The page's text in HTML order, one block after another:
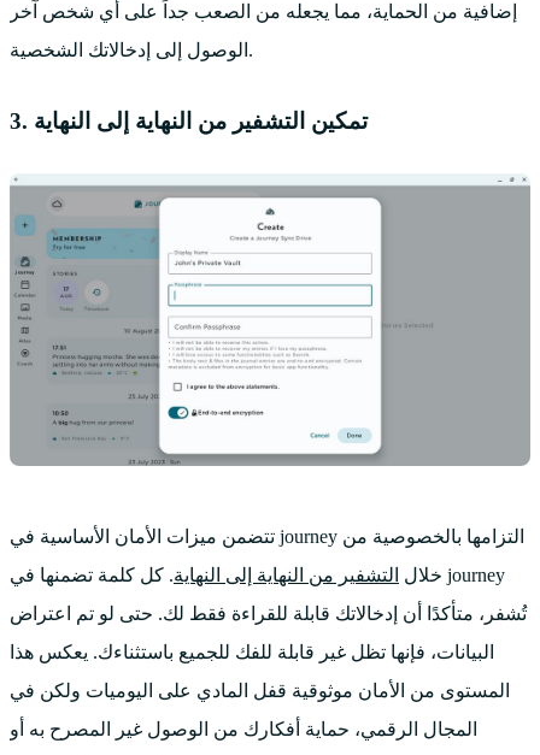
إضافية من الحماية، مما يجعله من الصعب جداً على أي شخص آخر
الوصول إلى إدخالاتك الشخصية.
3. تمكين التشفير من النهاية إلى النهاية
تتضمن ميزات الأمان الأساسية في journey التزامها بالخصوصية من
خلال التشفير من النهاية إلى النهاية. كل كلمة تضمنها في journey
تُشفر، متأكدًا أن إدخالاتك قابلة للقراءة فقط لك. حتى لو تم اعتراض
البيانات، فإنها تظل غير قابلة للفك للجميع باستثناءك. يعكس هذا
المستوى من الأمان موثوقية قفل المادي على اليوميات ولكن في
المجال الرقمي، حماية أفكارك من الوصول غير المصرح به أو